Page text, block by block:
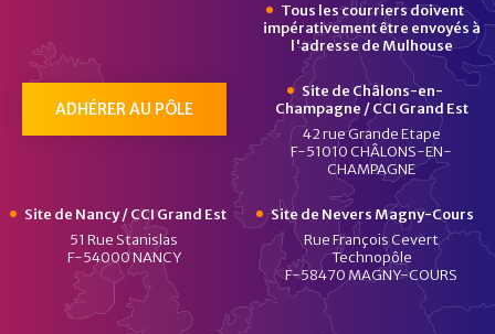
Tous les courriers doivent
impérativement être envoyés à
l'adresse de Mulhouse
ADHÉRER AU PÔLE
Site de Châlons-en-
Champagne / CCI Grand Est
42 rue Grande Etape
F-51010 CHÂLONS-EN-
CHAMPAGNE
Site de Nancy / CCI Grand Est
51 Rue Stanislas
F-54000 NANCY
Site de Nevers Magny-Cours
Rue François Cevert
Technopôle
F-58470 MAGNY-COURS